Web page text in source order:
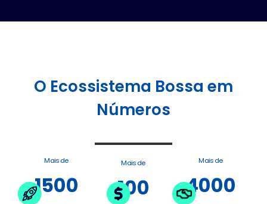
O Ecossistema Bossa em
Números
Mais de
1500
Mais de
100
Mais de
4000